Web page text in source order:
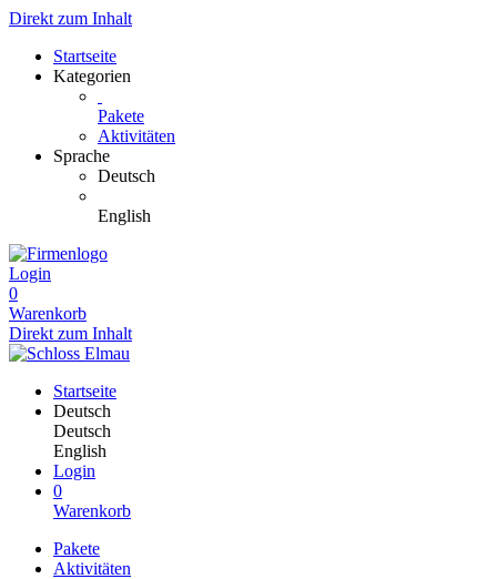
Direkt zum Inhalt
Startseite
Kategorien
Pakete
Aktivitäten
Sprache
Deutsch
English
Login
0
Warenkorb
Direkt zum Inhalt
Startseite
Deutsch
Deutsch
English
Login
0
Warenkorb
Pakete
Aktivitäten